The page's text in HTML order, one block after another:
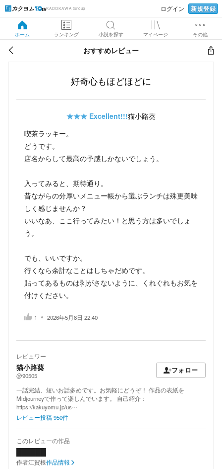
KADOKAWA Group ログイン 新規登録
ホーム ランキング 小説を探す マイページ その他
おすすめレビュー
好奇心もほどほどに
★★★ Excellent!!!猫小路葵
喫茶ラッキー。
どうです。
店名からして最高の予感しかないでしょう。
入ってみると、期待通り。
昔ながらの分厚いメニュー帳から選ぶランチは殊更美味
しく感じませんか？
いいなあ、ここ行ってみたい！と思う方は多いでしょ
う。
でも、いいですか。
行くなら余計なことはしちゃだめです。
貼ってあるものは剥がさないように、くれぐれもお気を
付けください。
1 2026年5月8日 22:40
レビュワー
猫小路葵
@90505
フォロー
一話完結、短いお話多めです。お気軽にどうぞ！ 作品の表紙を
Midjourneyで作って楽しんでいます。 自己紹介：
https://kakuyomu.jp/us…
レビュー投稿950件
このレビューの作品
作者江賀根作品情報